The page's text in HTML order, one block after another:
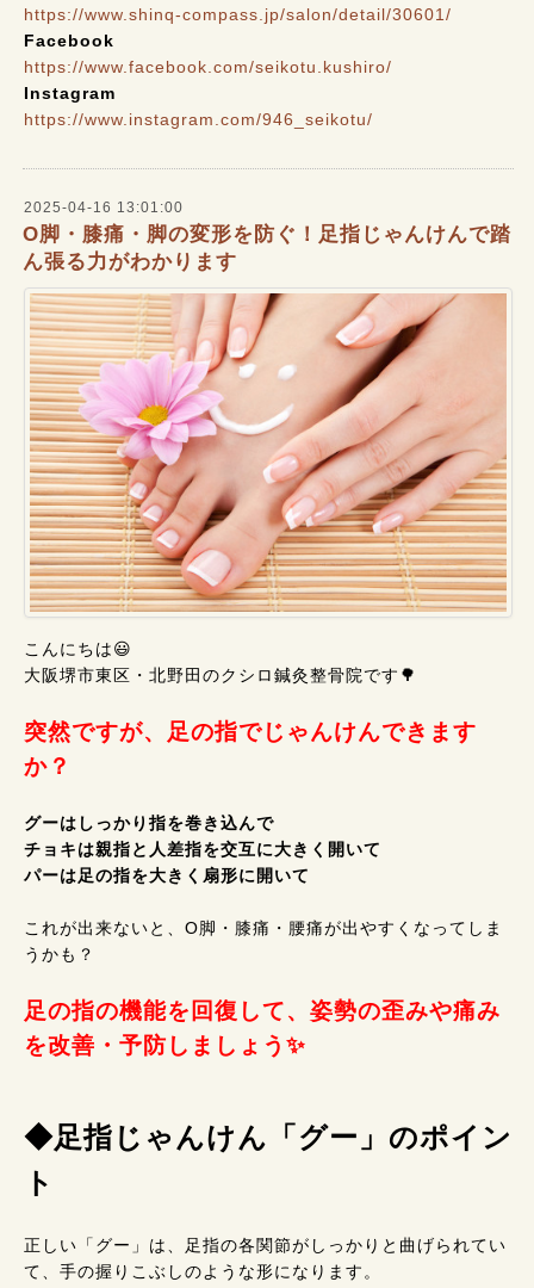
https://www.shinq-compass.jp/salon/detail/30601/
Facebook
https://www.facebook.com/seikotu.kushiro/
Instagram
https://www.instagram.com/946_seikotu/
2025-04-16 13:01:00
O脚・膝痛・脚の変形を防ぐ！足指じゃんけんで踏
ん張る力がわかります
こんにちは😃
大阪堺市東区・北野田のクシロ鍼灸整骨院です🌳
突然ですが、足の指でじゃんけんできます
か？
グーはしっかり指を巻き込んで
チョキは親指と人差指を交互に大きく開いて
パーは足の指を大きく扇形に開いて
これが出来ないと、O脚・膝痛・腰痛が出やすくなってしま
うかも？
足の指の機能を回復して、姿勢の歪みや痛み
を改善・予防しましょう✨️
◆足指じゃんけん「グー」のポイン
ト
正しい「グー」は、足指の各関節がしっかりと曲げられてい
て、手の握りこぶしのような形になります。